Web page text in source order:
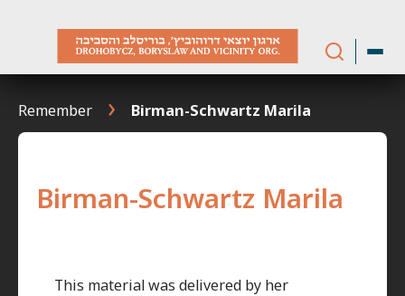
Remember Birman-Schwartz Marila
Birman-Schwartz Marila
This material was delivered by her